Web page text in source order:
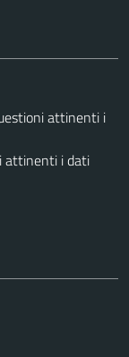
attinenti i
attinenti i dati